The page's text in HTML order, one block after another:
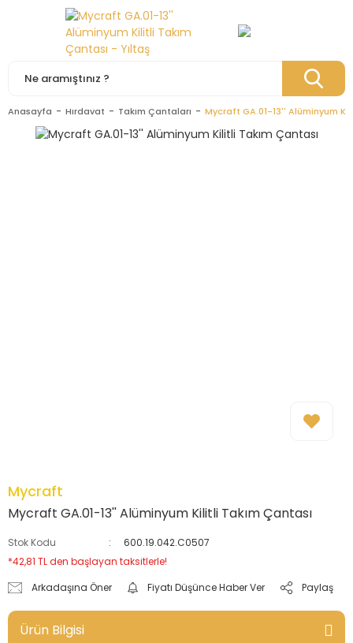
Anasayfa Hırdavat Takım Çantaları Mycraft GA.01-13'' Alüminyum
Mycraft
Mycraft GA.01-13'' Alüminyum Kilitli Takım Çantası
Stok Kodu
600.19.042.C0507
*42,81 TL den başlayan taksitlerle!
Arkadaşına Öner
Fiyatı Düşünce Haber Ver Paylaş
Ürün Bilgisi